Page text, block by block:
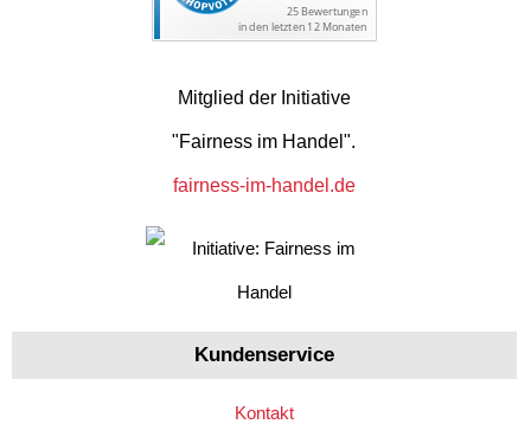
Mitglied der Initiative
"Fairness im Handel".
fairness-im-handel.de
Kundenservice
Kontakt